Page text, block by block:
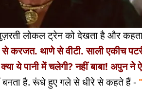
लोकल ट्रेन को देखता है और
से करजत. थाणे से वीटी. साली एकीच
ये पानी में चलेगी? नहीं बाबा! अपुन ने
है. रूंधे हुए गले से धीरे से कहते हैं -